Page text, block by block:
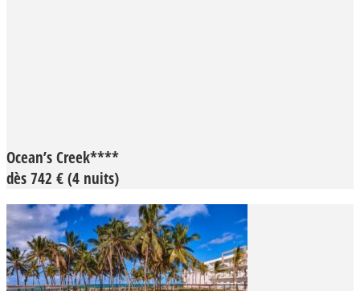
Ocean’s Creek****
dès 742 € (4 nuits)